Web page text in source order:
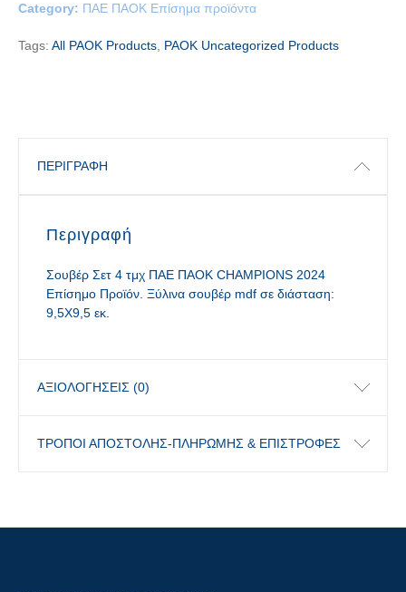
Category: ΠΑΕ ΠΑΟΚ Επίσημα προϊόντα
Tags: All PAOK Products PAOK Uncategorized Products
ΠΕΡΙΓΡΑΦΉ
Περιγραφή
Σουβέρ Σετ 4 τμχ ΠΑΕ ΠΑΟΚ CHAMPIONS 2024
Επίσημο Προϊόν. Ξύλινα σουβέρ mdf σε διάσταση:
9,5Χ9,5 εκ.
ΑΞΙΟΛΟΓΉΣΕΙΣ (0)
ΤΡΟΠΟΙ ΑΠΟΣΤΟΛΗΣ-ΠΛΗΡΩΜΗΣ & ΕΠΙΣΤΡΟΦΕΣ